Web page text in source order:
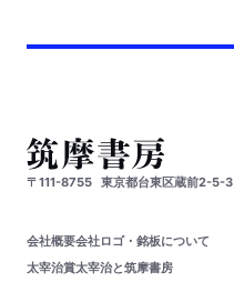
〒111-8755 東京都台東区蔵前2-5-3
会社概要会社ロゴ・銘板について
太宰治賞太宰治と筑摩書房